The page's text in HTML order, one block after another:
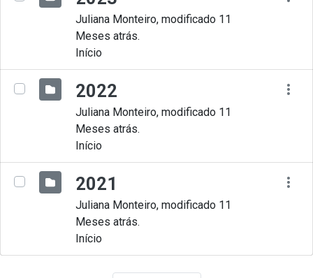
Juliana Monteiro, modificado 11
Meses atrás.
Início
2022
Juliana Monteiro, modificado 11
Meses atrás.
Início
2021
Juliana Monteiro, modificado 11
Meses atrás.
Início